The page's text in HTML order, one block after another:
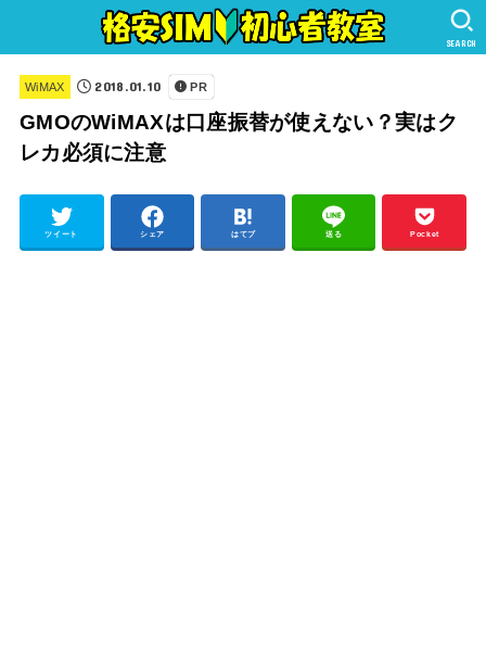
SEARCH
WiMAX 2018.01.10 PR
GMOのWiMAXは口座振替が使えない？実はク
レカ必須に注意
ツイート シェア はてブ 送る Pocket